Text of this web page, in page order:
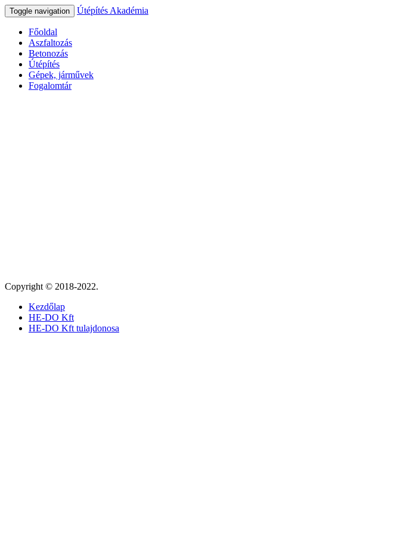
Toggle navigation Útépítés Akadémia
Főoldal
Aszfaltozás
Betonozás
Útépítés
Gépek, járművek
Fogalomtár
Copyright © 2018-2022.
Kezdőlap
HE-DO Kft
HE-DO Kft tulajdonosa